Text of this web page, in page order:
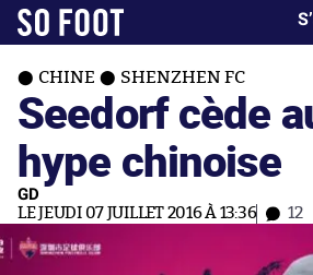
CHINE SHENZHEN FC
Seedorf cède
hype chinoise
GD
LE JEUDI 07 JUILLET 2016 À 13:36 12